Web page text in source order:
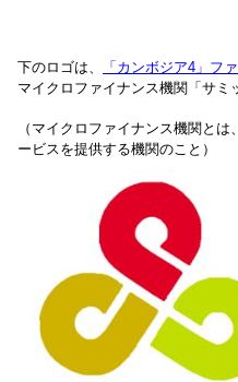
下のロゴは、 「カンボジア4」フ
マイクロファイナンス機関「サミ
（マイクロファイナンス機関と
ービスを提供する機関のこと）